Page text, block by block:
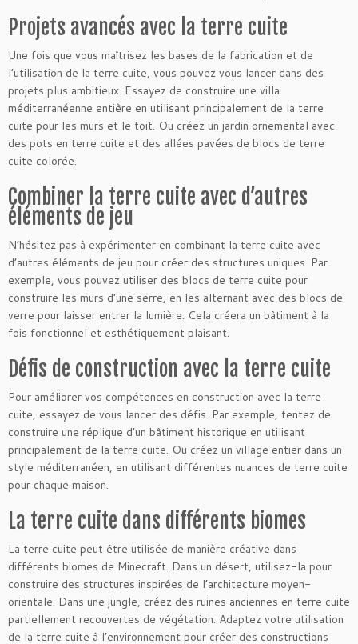
Projets avancés avec la terre cuite
Une fois que vous maîtrisez les bases de la fabrication et de
l’utilisation de la terre cuite, vous pouvez vous lancer dans des
projets plus ambitieux. Essayez de construire une villa
méditerranéenne entière en utilisant principalement de la terre
cuite pour les murs et le toit. Ou créez un jardin ornemental avec
des pots en terre cuite et des allées pavées de blocs de terre
cuite colorée.
Combiner la terre cuite avec d’autres
éléments de jeu
N’hésitez pas à expérimenter en combinant la terre cuite avec
d’autres éléments de jeu pour créer des structures uniques. Par
exemple, vous pouvez utiliser des blocs de terre cuite pour
construire les murs d’une serre, en les alternant avec des blocs de
verre pour laisser entrer la lumière. Cela créera un bâtiment à la
fois fonctionnel et esthétiquement plaisant.
Défis de construction avec la terre cuite
Pour améliorer vos compétences en construction avec la terre
cuite, essayez de vous lancer des défis. Par exemple, tentez de
construire une réplique d’un bâtiment historique en utilisant
principalement de la terre cuite. Ou créez un village entier dans un
style méditerranéen, en utilisant différentes nuances de terre cuite
pour chaque maison.
La terre cuite dans différents biomes
La terre cuite peut être utilisée de manière créative dans
différents biomes de Minecraft. Dans un désert, utilisez-la pour
construire des structures inspirées de l’architecture moyen-
orientale. Dans une jungle, créez des ruines anciennes en terre cuite
partiellement recouvertes de végétation. Adaptez votre utilisation
de la terre cuite à l’environnement pour créer des constructions